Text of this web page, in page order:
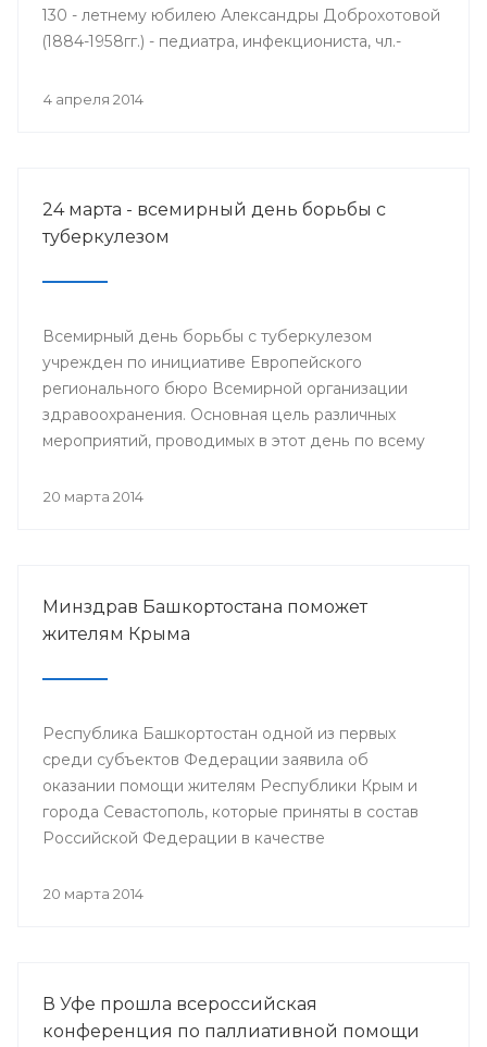
130 - летнему юбилею Александры Доброхотовой
(1884-1958гг.) - педиатра, инфекциониста, чл.-
деятеля науки РСФСР.
4 апреля 2014
24 марта - всемирный день борьбы с
туберкулезом
Всемирный день борьбы с туберкулезом
учрежден по инициативе Европейского
регионального бюро Всемирной организации
здравоохранения. Основная цель различных
мероприятий, проводимых в этот день по всему
и информирование населения о заболевании и
20 марта 2014
Минздрав Башкортостана поможет
жителям Крыма
Республика Башкортостан одной из первых
среди субъектов Федерации заявила об
оказании помощи жителям Республики Крым и
города Севастополь, которые приняты в состав
Российской Федерации в качестве
день в республике по поручению Президента
20 марта 2014
В Уфе прошла всероссийская
конференция по паллиативной помощи